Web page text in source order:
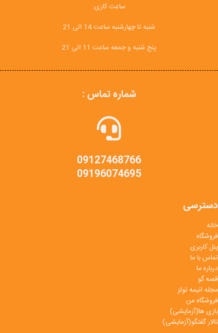
ساعت کاری:
شنبه تا چهارشنبه ساعت 14 الی 21
پنج شنبه و جمعه ساعت 11 الی 21
شماره تماس :
09127468766
09196074695
دسترسی
خانه
فروشگاه
پنل کاربری
تماس با ما
درباره ما
قصه گو
مجله انیمه تولز
فروشگاه من
بازی ها(آزمایشی)
تالار گفتگو(آزمایشی)